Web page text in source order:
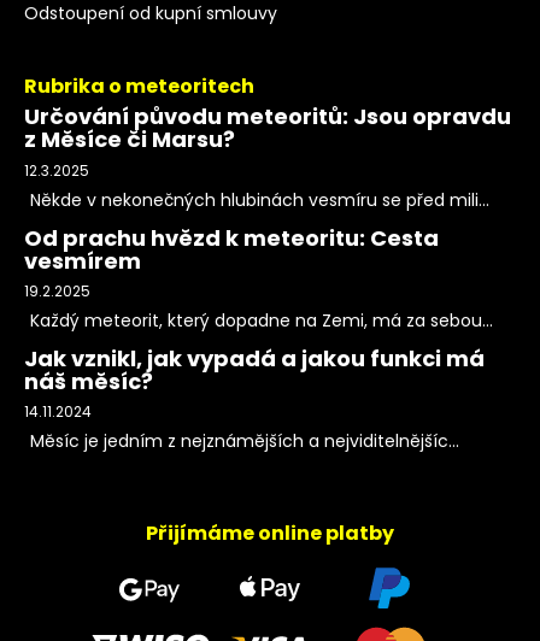
Odstoupení od kupní smlouvy
Rubrika o meteoritech
Určování původu meteoritů: Jsou opravdu
z Měsíce či Marsu?
12.3.2025
Někde v nekonečných hlubinách vesmíru se před mili...
Od prachu hvězd k meteoritu: Cesta
vesmírem
19.2.2025
Každý meteorit, který dopadne na Zemi, má za sebou...
Jak vznikl, jak vypadá a jakou funkci má
náš měsíc?
14.11.2024
Měsíc je jedním z nejznámějších a nejviditelnějšíc...
Přijímáme online platby